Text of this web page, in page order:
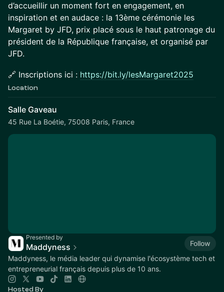
d’accueillir un moment fort en engagement, en
inspiration et en audace : la 13ème cérémonie les
Margaret by JFD, prix placé sous le haut patronage du
président de la République française, et organisé par
JFD.
🔗 Inscriptions ici : https://bit.ly/lesMargaret2025
Location
Salle Gaveau
45 Rue La Boétie, 75008 Paris, France
Presented by
Maddyness
Follow
Maddyness, le média leader qui dynamise l'écosystème tech et
entrepreneurial français depuis plus de 10 ans.
Hosted By